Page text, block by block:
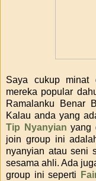
Saya cukup minat
mereka popular
Ramalanku Benar
Kalau anda yang
Tip Nyanyian yang
join group ini
nyanyian atau seni
sesama ahli. Ada
group ini seperti